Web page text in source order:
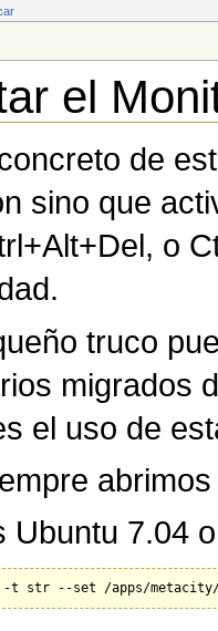
el
de
sino que
o
truco
migrados
el uso de
Ubuntu 7.04